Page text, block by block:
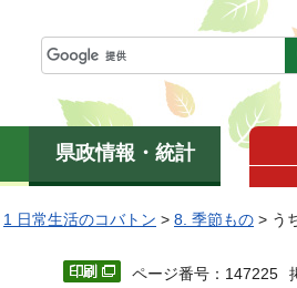
県政情報・統計
1 日常生活のコバトン > 8. 季節もの > う
ページ番号：147225